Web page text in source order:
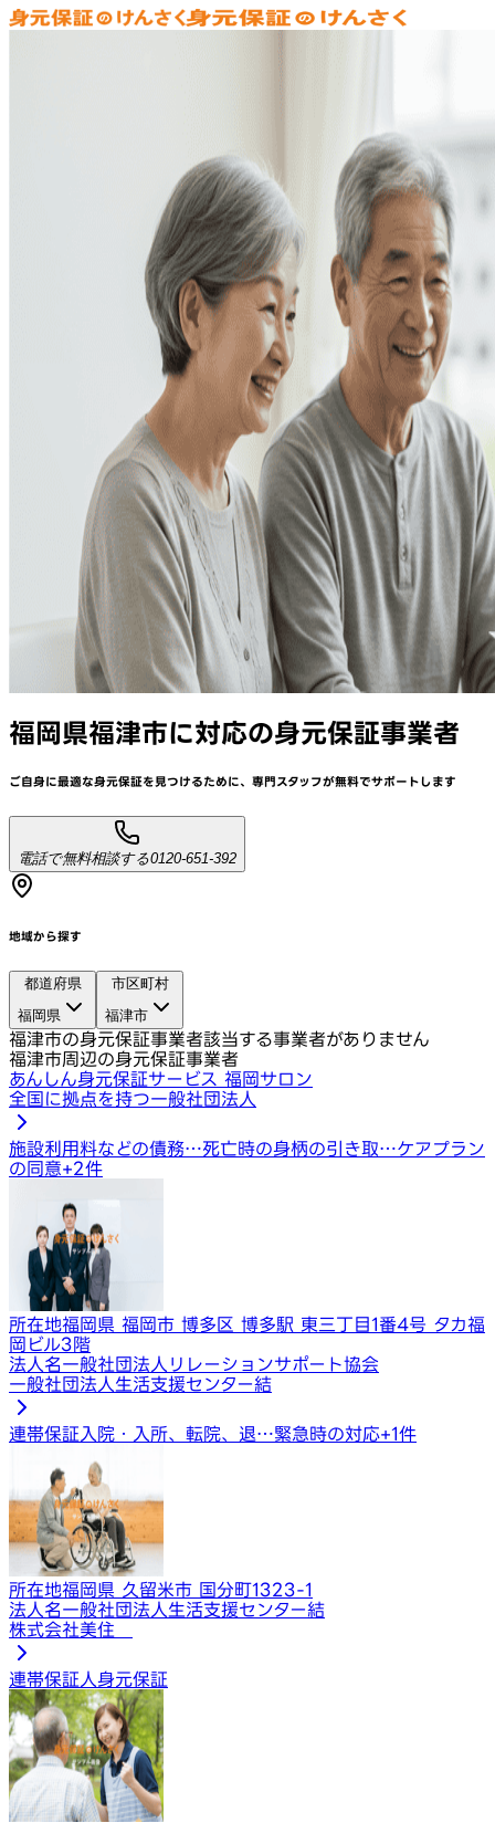
福岡県福津市に対応の身元保証事業者
ご自身に最適な身元保証を見つけるために、 専門スタッフが無料でサポートします
電話で無料相談する0120-651-392
地域から探す
都道府県
福岡県
市区町村
福津市
福津市の身元保証事業者該当する事業者がありません
福津市周辺の身元保証事業者
あんしん身元保証サービス 福岡サロン
全国に拠点を持つ一般社団法人
施設利用料などの債務…死亡時の身柄の引き取…ケアプラン
の同意+2件
所在地福岡県 福岡市 博多区 博多駅 東三丁目1番4号 タカ福
岡ビル3階
法人名一般社団法人リレーションサポート協会
一般社団法人生活支援センター結
連帯保証 入院・入所、転院、退…緊急時の対応+1件
所在地福岡県 久留米市 国分町1323-1
法人名一般社団法人生活支援センター結
株式会社美住
連帯保証人身元保証